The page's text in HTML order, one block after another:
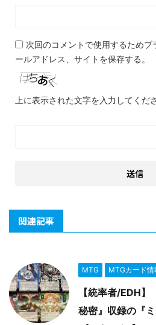
次回のコメントで使用するためブ
ールアドレス、サイトを保存する。
上に表示された文字を入力してくだ
関連記事
MTG MTGカード情
【統率者/EDH
秘密』収録の『